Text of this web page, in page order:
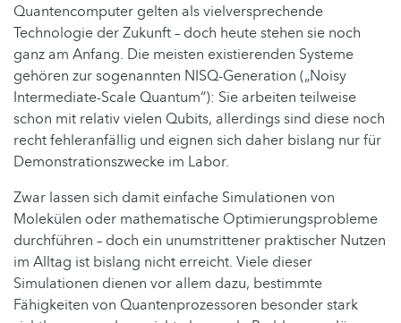
Quantencomputer gelten als vielversprechende
Technologie der Zukunft – doch heute stehen sie noch
ganz am Anfang. Die meisten existierenden Systeme
gehören zur sogenannten NISQ-Generation („Noisy
Intermediate-Scale Quantum“): Sie arbeiten teilweise
schon mit relativ vielen Qubits, allerdings sind diese noch
recht fehleranfällig und eignen sich daher bislang nur für
Demonstrationszwecke im Labor.
Zwar lassen sich damit einfache Simulationen von
Molekülen oder mathematische Optimierungsprobleme
durchführen – doch ein unumstrittener praktischer Nutzen
im Alltag ist bislang nicht erreicht. Viele dieser
Simulationen dienen vor allem dazu, bestimmte
Fähigkeiten von Quantenprozessoren besonder stark